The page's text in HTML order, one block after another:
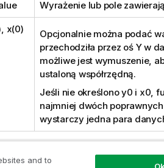
Wyrażenie lub pole
x(0) Opcjonalnie można podać
przechodziła przez oś Y w
możliwe jest wymuszenie,
ustaloną współrzędną.
Jeśli nie określonoy0 i x0,
najmniej dwóch
wystarczy jedna para
and to